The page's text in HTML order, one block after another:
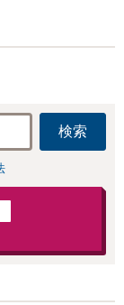
まうかもしれ
検索